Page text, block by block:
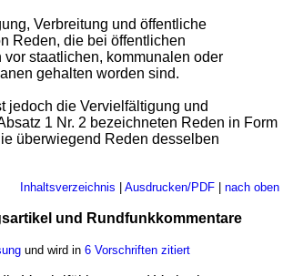
Verbreitung und öffentliche
Reden, die bei öffentlichen
vor staatlichen, kommunalen oder
gehalten worden sind.
jedoch die Vervielfältigung und
1 Nr. 2 bezeichneten Reden in Form
überwiegend Reden desselben
Inhaltsverzeichnis | Ausdrucken/PDF| nach oben
und Rundfunkkommentare
und wird in6 Vorschriften zitiert